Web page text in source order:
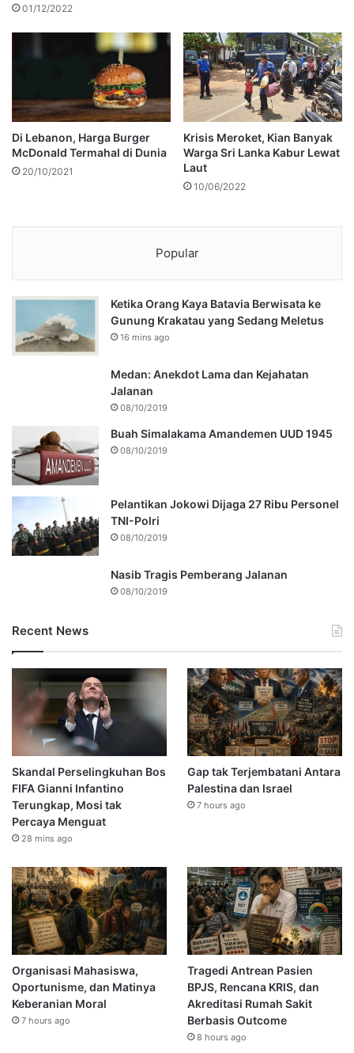
01/12/2022
Di Lebanon, Harga Burger
McDonald Termahal di Dunia
20/10/2021
Krisis Meroket, Kian Banyak
Warga Sri Lanka Kabur Lewat
Laut
10/06/2022
Popular
Ketika Orang Kaya Batavia Berwisata ke
Gunung Krakatau yang Sedang Meletus
16 mins ago
Medan: Anekdot Lama dan Kejahatan
Jalanan
08/10/2019
Buah Simalakama Amandemen UUD 1945
08/10/2019
Pelantikan Jokowi Dijaga 27 Ribu Personel
TNI-Polri
08/10/2019
Nasib Tragis Pemberang Jalanan
08/10/2019
Recent News
Skandal Perselingkuhan Bos
FIFA Gianni Infantino
Terungkap, Mosi tak
Percaya Menguat
28 mins ago
Gap tak Terjembatani Antara
Palestina dan Israel
7 hours ago
Organisasi Mahasiswa,
Oportunisme, dan Matinya
Keberanian Moral
7 hours ago
Tragedi Antrean Pasien
BPJS, Rencana KRIS, dan
Akreditasi Rumah Sakit
Berbasis Outcome
8 hours ago